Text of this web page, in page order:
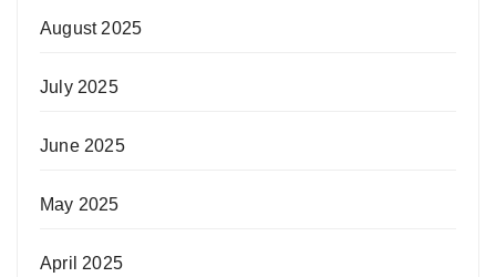
August 2025
July 2025
June 2025
May 2025
April 2025